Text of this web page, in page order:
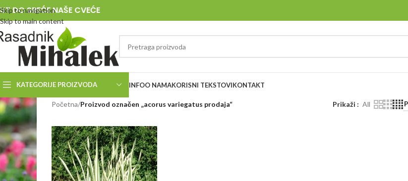
Skip to navigation
Skip to main content
DO SREĆE NAŠE CVEĆE
KATEGORIJE PROIZVODA INFOO NAMAKORISNI TEKSTOVIKONTAKT
RASADNIK
MIHALEK
Početna/Proizvod označen „acorus variegatus prodaja“ Prikaži All